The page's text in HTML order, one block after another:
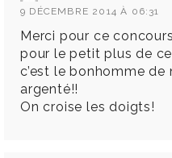
9 DÉCEMBRE 2014 À 06:31
Merci pour ce
pour le petit plus de
c’est le bonhomme de
argenté!!
On croise les doigts!